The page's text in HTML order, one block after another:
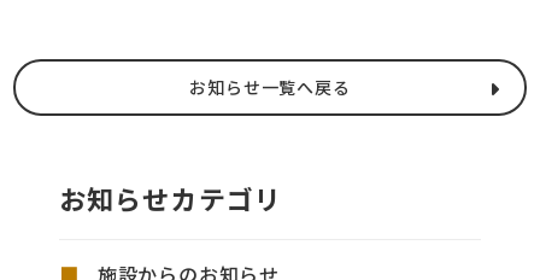
お知らせ一覧へ戻る
お知らせカテゴリ